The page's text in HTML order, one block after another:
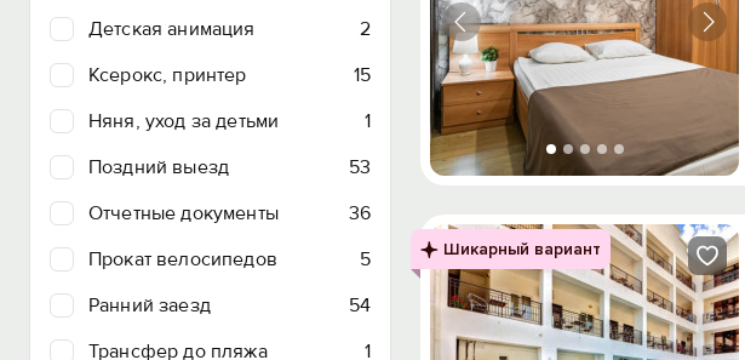
Детская анимация
2
Ксерокс, принтер
15
Няня, уход за детьми
1
Поздний выезд
53
Отчетные документы
36
Прокат велосипедов
5
Ранний заезд
54
Трансфер до пляжа
1
Шикарный вариант